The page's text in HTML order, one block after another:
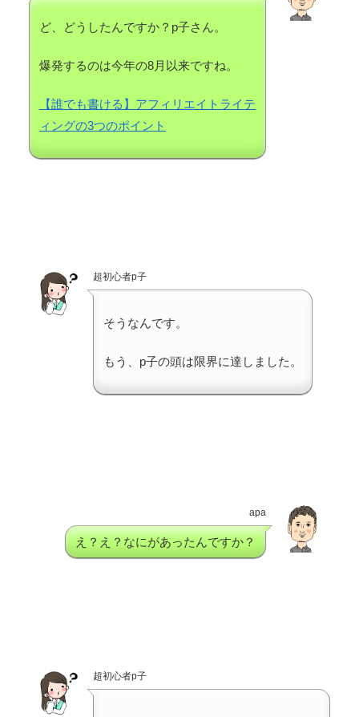
ど、どうしたんですか？p子さん。
爆発するのは今年の8月以来ですね。
【誰でも書ける】アフィリエイトライテ
ィングの3つのポイント
超初心者p子
そうなんです。
もう、p子の頭は限界に達しました。
apa
え？え？なにがあったんですか？
超初心者p子